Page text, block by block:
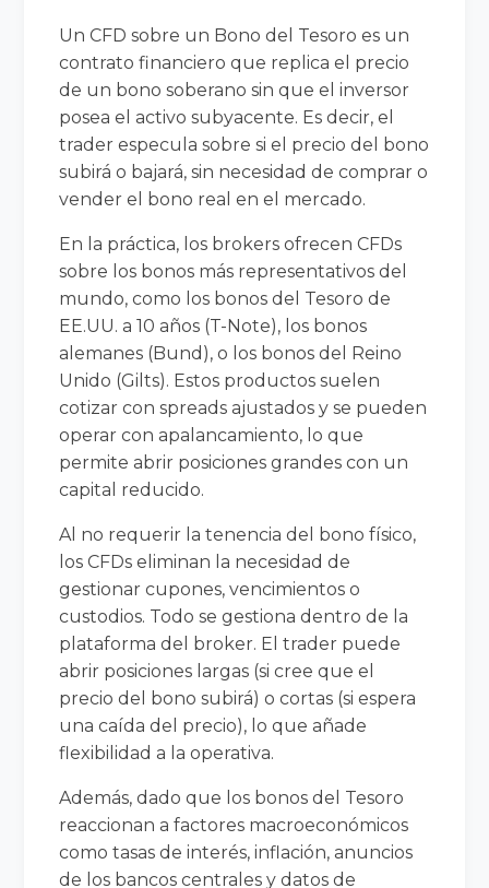
Un CFD sobre un Bono del Tesoro es un
contrato financiero que replica el precio
de un bono soberano sin que el inversor
posea el activo subyacente. Es decir, el
trader especula sobre si el precio del bono
subirá o bajará, sin necesidad de comprar o
vender el bono real en el mercado.
En la práctica, los brokers ofrecen CFDs
sobre los bonos más representativos del
mundo, como los bonos del Tesoro de
EE.UU. a 10 años (T-Note), los bonos
alemanes (Bund), o los bonos del Reino
Unido (Gilts). Estos productos suelen
cotizar con spreads ajustados y se pueden
operar con apalancamiento, lo que
permite abrir posiciones grandes con un
capital reducido.
Al no requerir la tenencia del bono físico,
los CFDs eliminan la necesidad de
gestionar cupones, vencimientos o
custodios. Todo se gestiona dentro de la
plataforma del broker. El trader puede
abrir posiciones largas (si cree que el
precio del bono subirá) o cortas (si espera
una caída del precio), lo que añade
flexibilidad a la operativa.
Además, dado que los bonos del Tesoro
reaccionan a factores macroeconómicos
como tasas de interés, inflación, anuncios
de los bancos centrales y datos de